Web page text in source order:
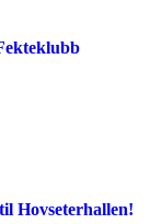
Hovseterhallen!